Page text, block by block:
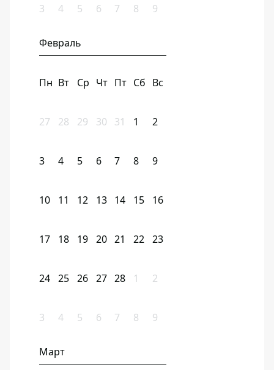
3 4 5 6 7 8 9
Февраль
Пн Вт Ср Чт Пт Сб Вс
27 28 29 30 31 1 2
3 4 5 6 7 8 9
10 11 12 13 14 15 16
17 18 19 20 21 22 23
24 25 26 27 28 1 2
3 4 5 6 7 8 9
Март